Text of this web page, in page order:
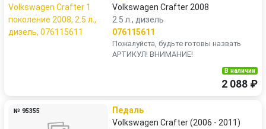
Volkswagen Crafter 2008
2.5 л., дизель
076115611
Пожалуйста, будьте готовы назвать
АРТИКУЛ! ВНИМАНИЕ!
В наличии
2 088 ₽
№ 95355
Педаль
Volkswagen Crafter (2006 - 2011)